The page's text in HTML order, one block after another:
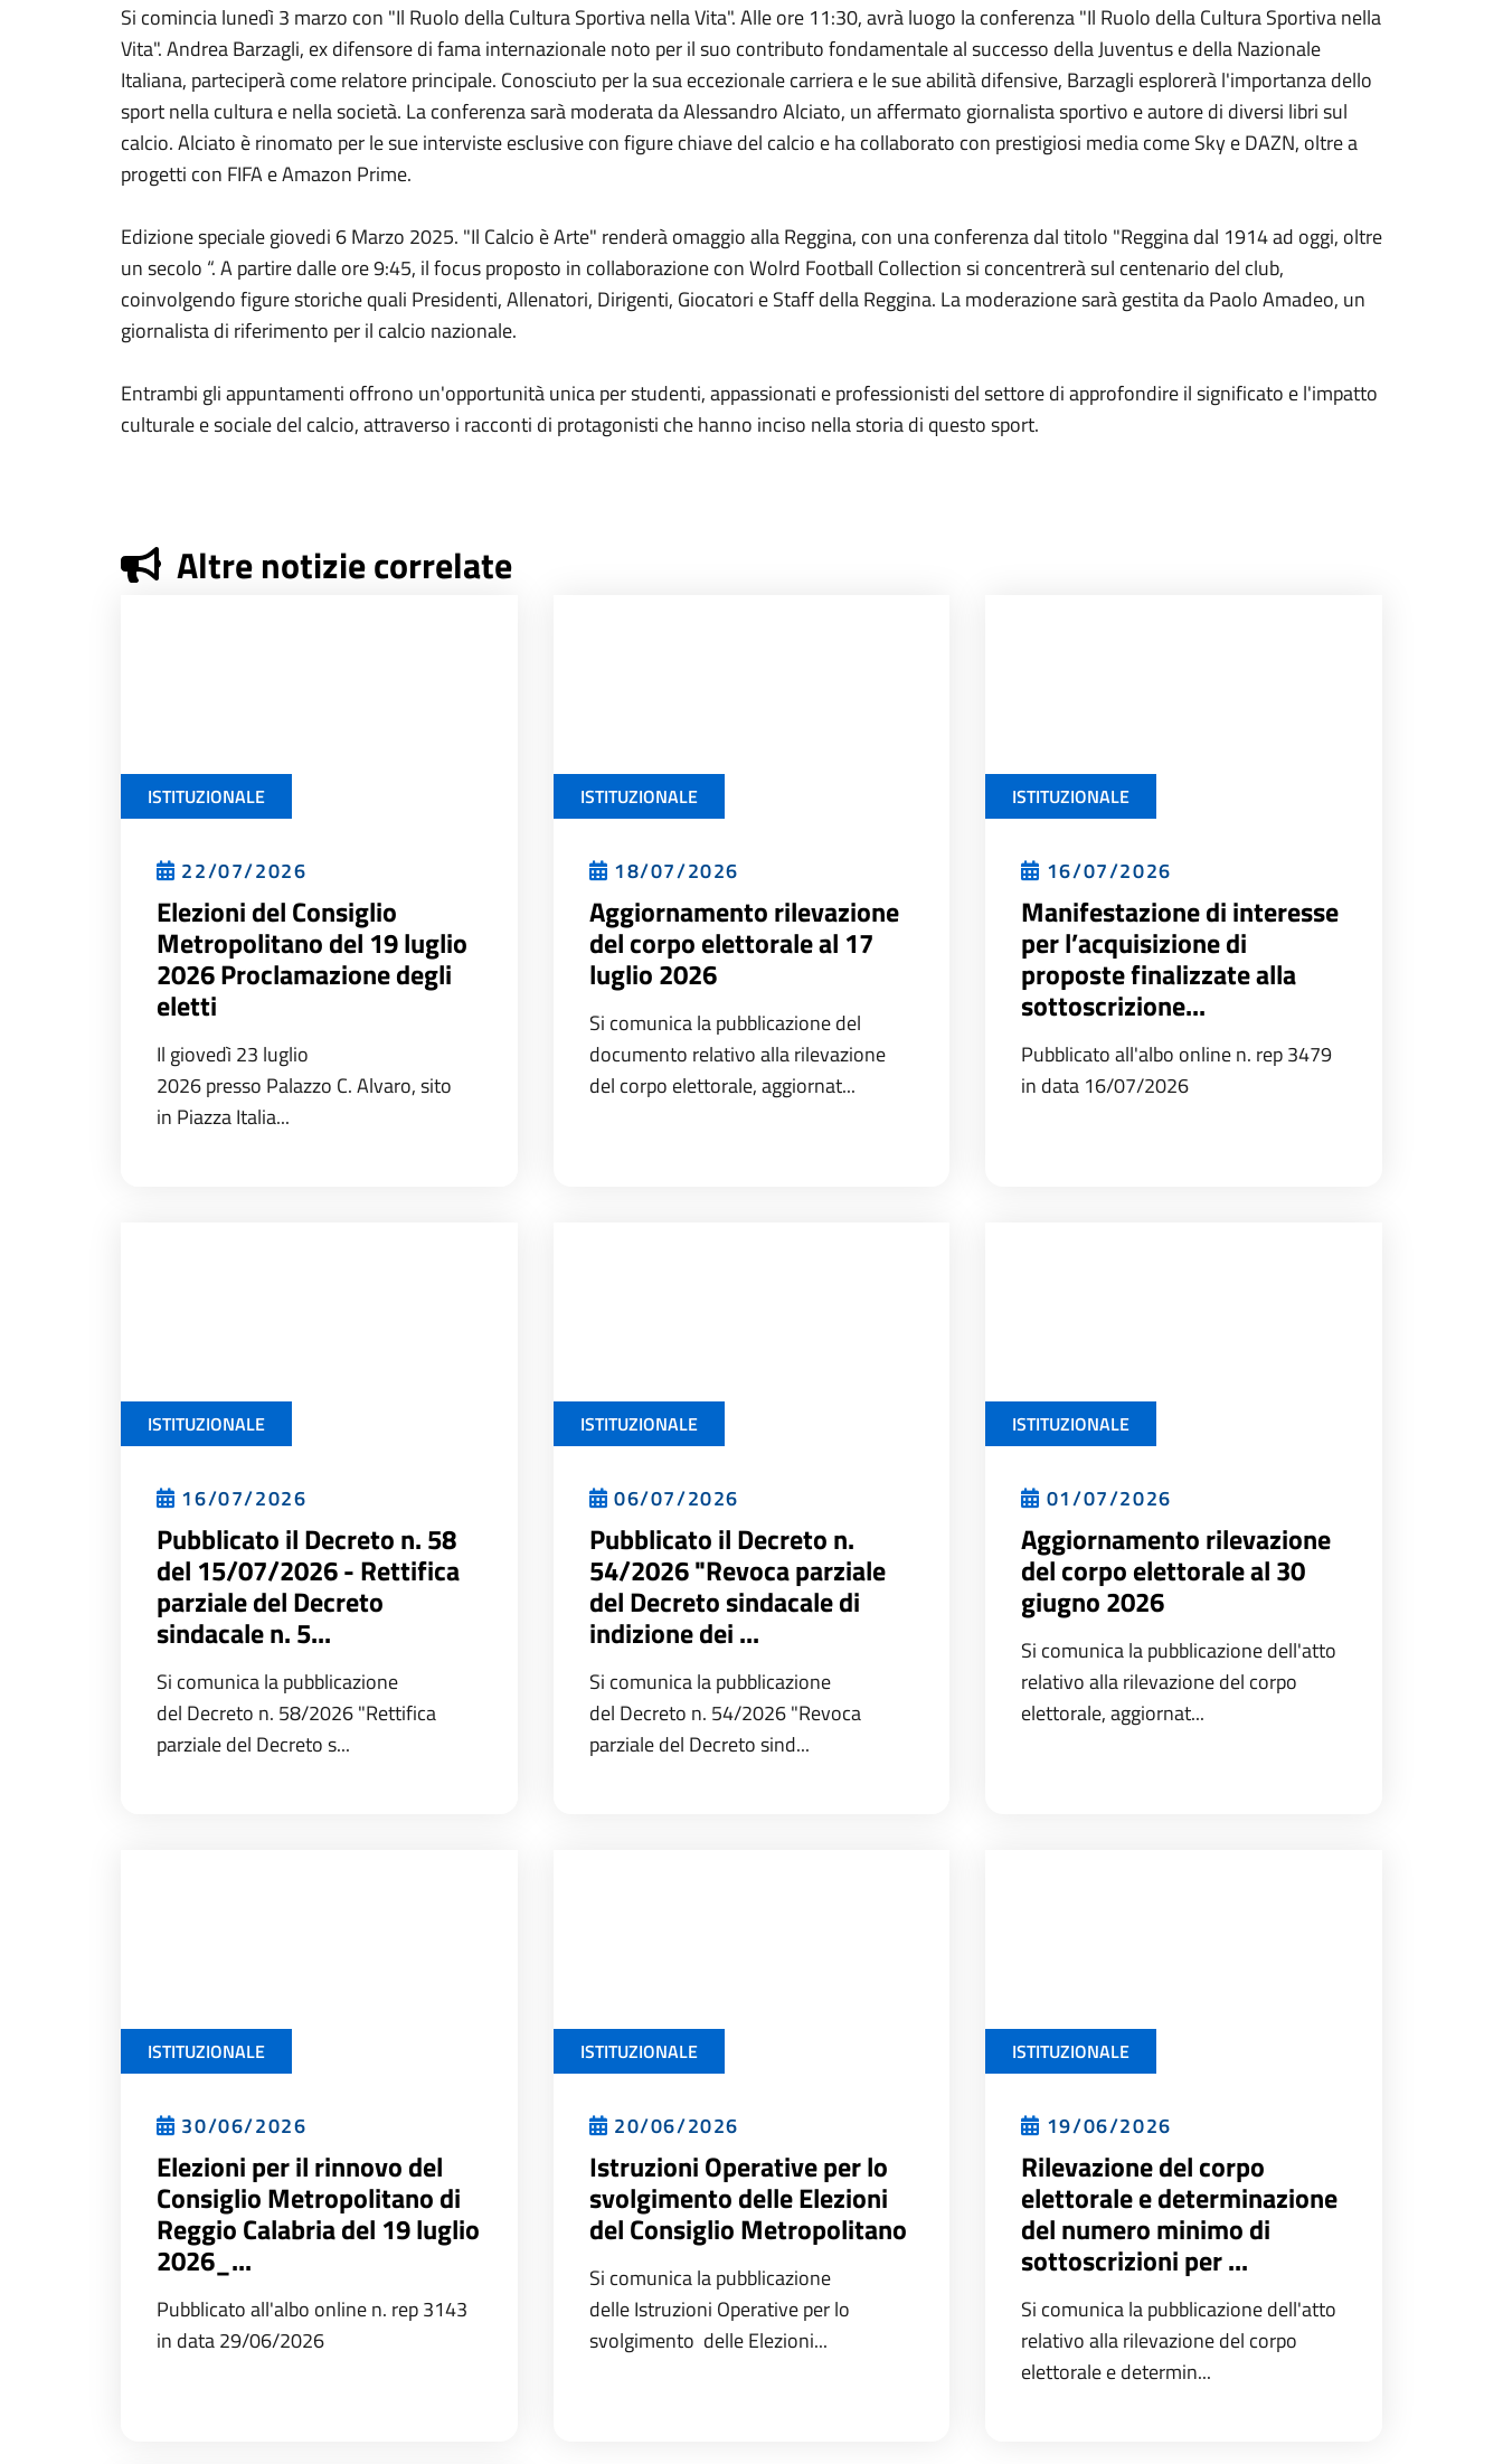
Si comincia lunedì 3 marzo con "Il Ruolo della Cultura Sportiva nella Vita". Alle ore 11:30, avrà luogo la conferenza "Il Ruolo della Cultura Sportiva nella
Vita". Andrea Barzagli, ex difensore di fama internazionale noto per il suo contributo fondamentale al successo della Juventus e della Nazionale
Italiana, parteciperà come relatore principale. Conosciuto per la sua eccezionale carriera e le sue abilità difensive, Barzagli esplorerà l'importanza dello
sport nella cultura e nella società. La conferenza sarà moderata da Alessandro Alciato, un affermato giornalista sportivo e autore di diversi libri sul
calcio. Alciato è rinomato per le sue interviste esclusive con figure chiave del calcio e ha collaborato con prestigiosi media come Sky e DAZN, oltre a
progetti con FIFA e Amazon Prime.
Edizione speciale giovedi 6 Marzo 2025. "Il Calcio è Arte" renderà omaggio alla Reggina, con una conferenza dal titolo "Reggina dal 1914 ad oggi, oltre
un secolo “. A partire dalle ore 9:45, il focus proposto in collaborazione con Wolrd Football Collection si concentrerà sul centenario del club,
coinvolgendo figure storiche quali Presidenti, Allenatori, Dirigenti, Giocatori e Staff della Reggina. La moderazione sarà gestita da Paolo Amadeo, un
giornalista di riferimento per il calcio nazionale.
Entrambi gli appuntamenti offrono un'opportunità unica per studenti, appassionati e professionisti del settore di approfondire il significato e l'impatto
culturale e sociale del calcio, attraverso i racconti di protagonisti che hanno inciso nella storia di questo sport.
Altre notizie correlate
ISTITUZIONALE
22/07/2026
Elezioni del Consiglio
Metropolitano del 19 luglio
2026 Proclamazione degli
eletti
Il giovedì 23 luglio
2026 presso Palazzo C. Alvaro, sito
in Piazza Italia...
ISTITUZIONALE
18/07/2026
Aggiornamento rilevazione
del corpo elettorale al 17
luglio 2026
Si comunica la pubblicazione del
documento relativo alla rilevazione
del corpo elettorale, aggiornat...
ISTITUZIONALE
16/07/2026
Manifestazione di interesse
per l’acquisizione di
proposte finalizzate alla
sottoscrizione...
Pubblicato all'albo online n. rep 3479
in data 16/07/2026
ISTITUZIONALE
16/07/2026
Pubblicato il Decreto n. 58
del 15/07/2026 - Rettifica
parziale del Decreto
sindacale n. 5...
Si comunica la pubblicazione
del Decreto n. 58/2026 "Rettifica
parziale del Decreto s...
ISTITUZIONALE
06/07/2026
Pubblicato il Decreto n.
54/2026 "Revoca parziale
del Decreto sindacale di
indizione dei ...
Si comunica la pubblicazione
del Decreto n. 54/2026 "Revoca
parziale del Decreto sind...
ISTITUZIONALE
01/07/2026
Aggiornamento rilevazione
del corpo elettorale al 30
giugno 2026
Si comunica la pubblicazione dell'atto
relativo alla rilevazione del corpo
elettorale, aggiornat...
ISTITUZIONALE
30/06/2026
Elezioni per il rinnovo del
Consiglio Metropolitano di
Reggio Calabria del 19 luglio
2026_...
Pubblicato all'albo online n. rep 3143
in data 29/06/2026
ISTITUZIONALE
20/06/2026
Istruzioni Operative per lo
svolgimento delle Elezioni
del Consiglio Metropolitano
Si comunica la pubblicazione
delle Istruzioni Operative per lo
svolgimento delle Elezioni...
ISTITUZIONALE
19/06/2026
Rilevazione del corpo
elettorale e determinazione
del numero minimo di
sottoscrizioni per ...
Si comunica la pubblicazione dell'atto
relativo alla rilevazione del corpo
elettorale e determin...